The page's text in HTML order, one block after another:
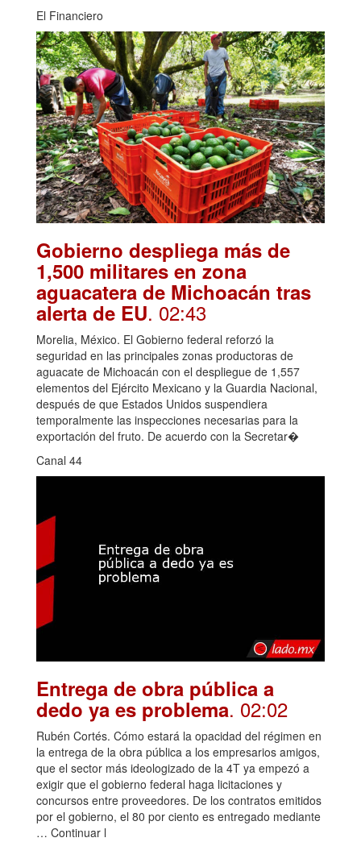
El Financiero
Gobierno despliega más de
1,500 militares en zona
aguacatera de Michoacán tras
alerta de EU. 02:43
Morelia, México. El Gobierno federal reforzó la
seguridad en las principales zonas productoras de
aguacate de Michoacán con el despliegue de 1,557
elementos del Ejército Mexicano y la Guardia Nacional,
después de que Estados Unidos suspendiera
temporalmente las inspecciones necesarias para la
exportación del fruto. De acuerdo con la Secretar�
Canal 44
Entrega de obra pública a
dedo ya es problema. 02:02
Rubén Cortés. Cómo estará la opacidad del régimen en
la entrega de la obra pública a los empresarios amigos,
que el sector más ideologizado de la 4T ya empezó a
exigir que el gobierno federal haga licitaciones y
concursos entre proveedores. De los contratos emitidos
por el gobierno, el 80 por ciento es entregado mediante
… Continuar l